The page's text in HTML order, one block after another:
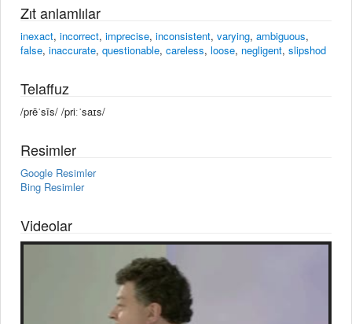
Zıt anlamlılar
inexact, incorrect, imprecise, inconsistent, varying, ambiguous,
false, inaccurate, questionable, careless, loose, negligent, slipshod
Telaffuz
/prēˈsīs/ /priːˈsaɪs/
Resimler
Google Resimler
Bing Resimler
Videolar